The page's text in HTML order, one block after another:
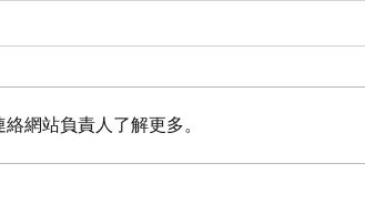
網站負責人了解更多。